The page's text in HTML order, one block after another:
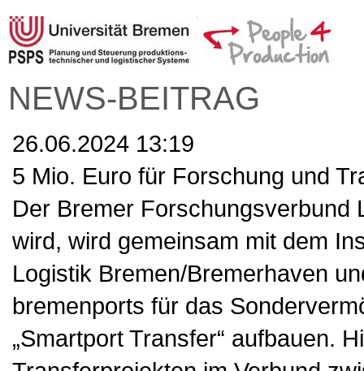
NEWS-BEITRAG
26.06.2024 13:19
5 Mio. Euro für Forschung und
Der Bremer Forschungsverbund
wird, wird gemeinsam mit dem
Logistik Bremen/Bremerhaven
bremenports für das
„Smartport Transfer“ aufbauen.